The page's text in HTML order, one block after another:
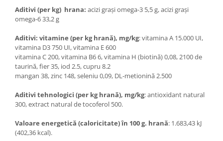
Aditivi (per kg) hrana: acizi grași omega-3 5,5 g, acizi grași
omega-6 33,2 g
Aditivi: vitamine (per kg hrană), mg/kg: vitamina A 15.000 UI,
vitamina D3 750 UI, vitamina E 600
vitamina C 200, vitamina B6 6, vitamina H (biotină) 0,08, 2100 de
taurină, fier 35, iod 2.5, cupru 8.2
mangan 38, zinc 148, seleniu 0,09, DL-metionină 2.500
Aditivi tehnologici (per kg hrană), mg/kg: antioxidant natural
300, extract natural de tocoferol 500.
Valoare energetică (caloricitate) în 100 g. hrană: 1.683,43 kJ
(402,36 kcal).